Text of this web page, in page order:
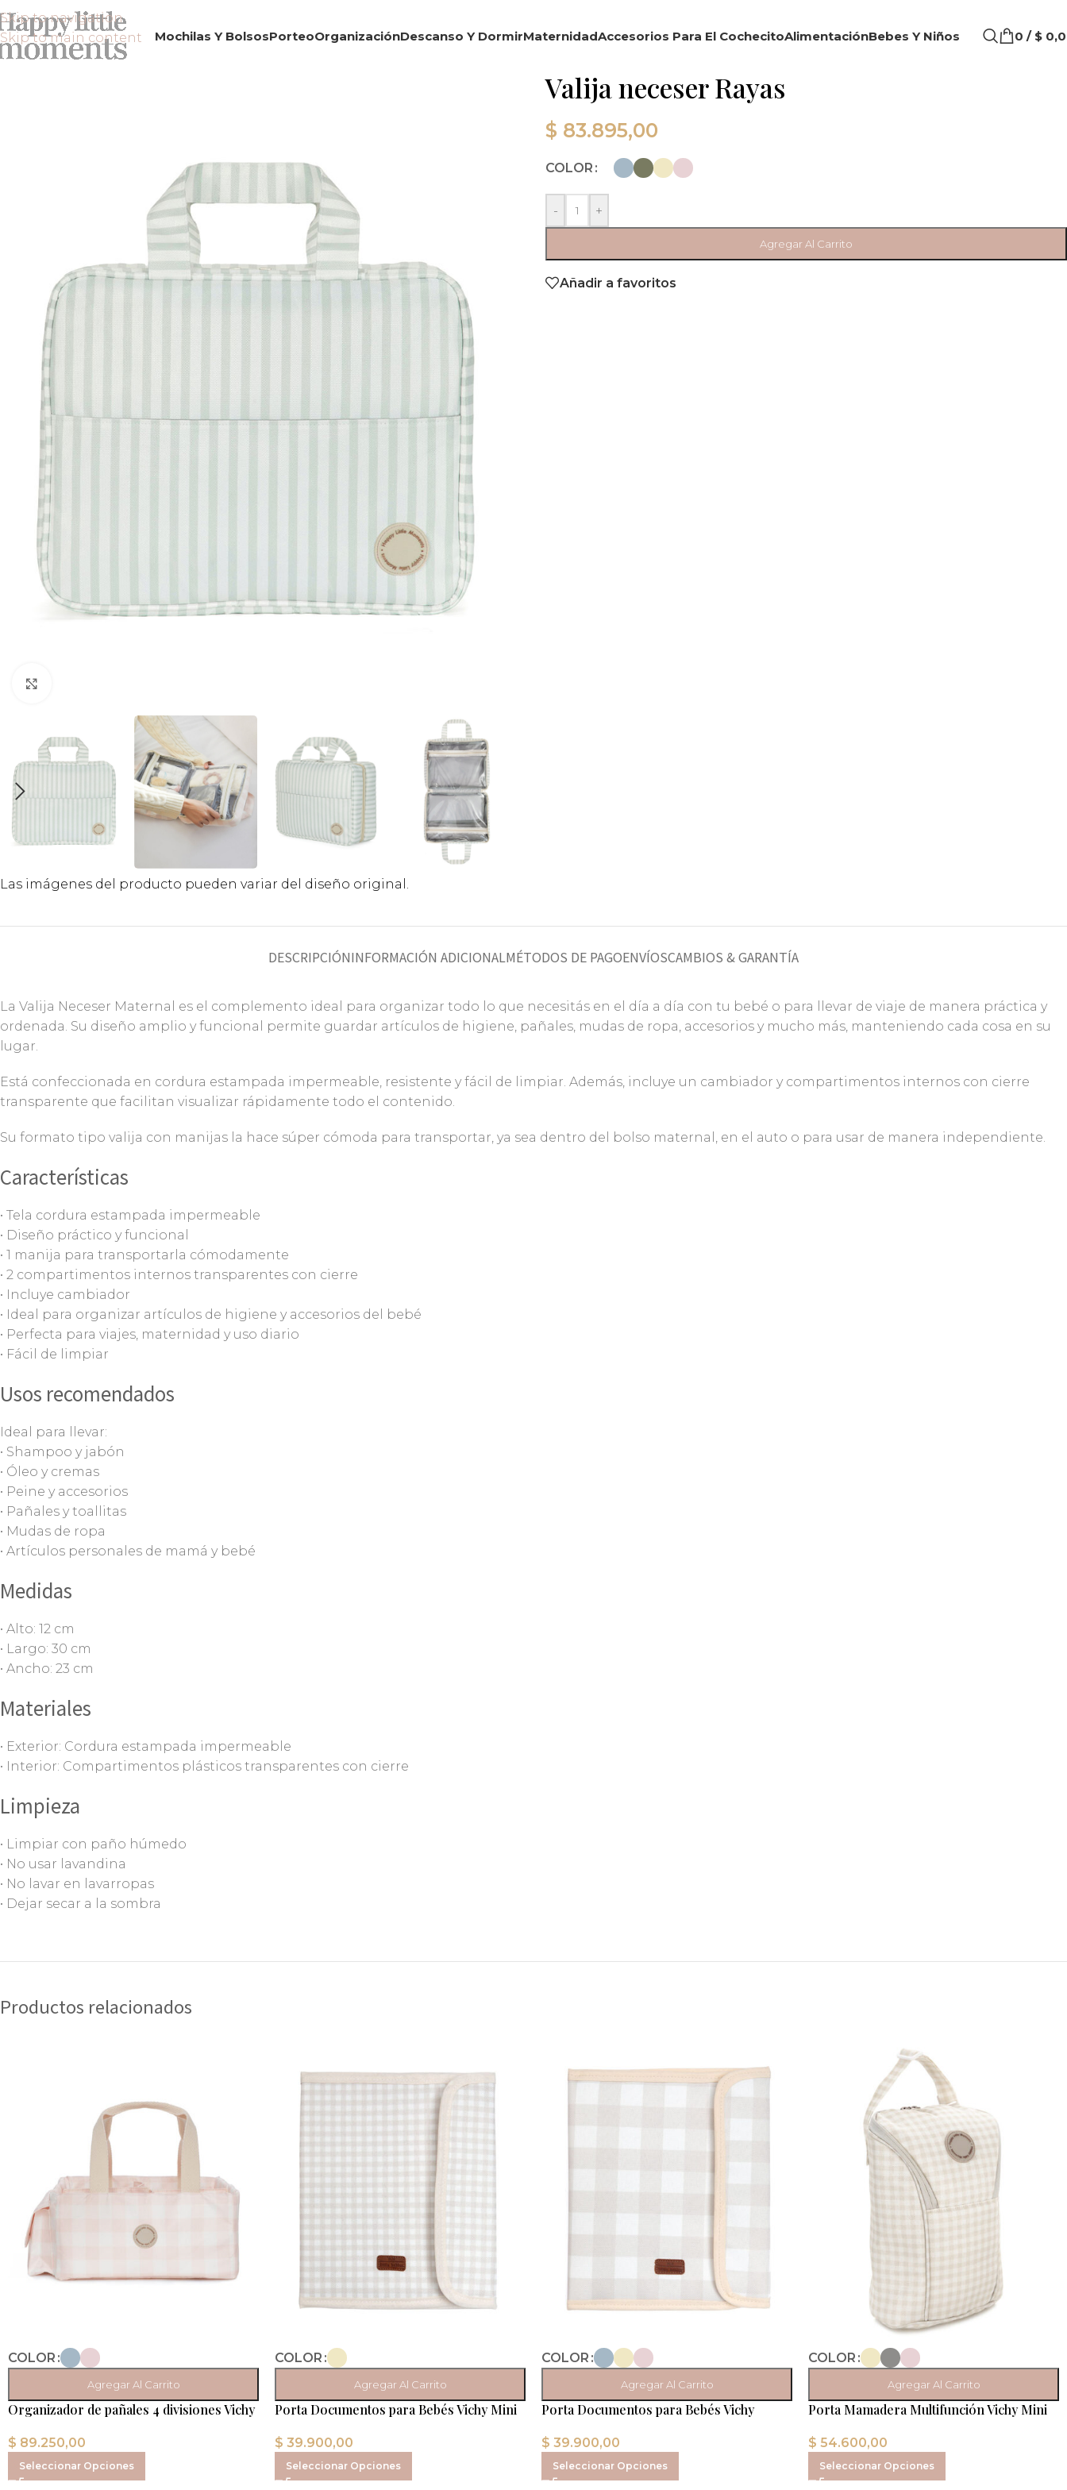
Skip to navigation
Skip to main content
Mochilas Y BolsosPorteoOrganizaciónDescanso Y DormirMaternidadAccesorios Para El CochecitoAlimentaciónBebes Y Niños 0 / $
Las imágenes del producto pueden variar del diseño original.
Valija neceser Rayas
$ 83.895,00
COLOR
- +
Agregar Al Carrito
Añadir a favoritos
DESCRIPCIÓNINFORMACIÓN ADICIONALMÉTODOS DE PAGOENVÍOSCAMBIOS & GARANTÍA
La Valija Neceser Maternal es el complemento ideal para organizar todo lo que necesitás en el día a día con tu bebé o para llevar de viaje de manera práctica y
ordenada. Su diseño amplio y funcional permite guardar artículos de higiene, pañales, mudas de ropa, accesorios y mucho más, manteniendo cada cosa en su
lugar.
Está confeccionada en cordura estampada impermeable, resistente y fácil de limpiar. Además, incluye un cambiador y compartimentos internos con cierre
transparente que facilitan visualizar rápidamente todo el contenido.
Su formato tipo valija con manijas la hace súper cómoda para transportar, ya sea dentro del bolso maternal, en el auto o para usar de manera independiente.
Características
• Tela cordura estampada impermeable
• Diseño práctico y funcional
• 1 manija para transportarla cómodamente
• 2 compartimentos internos transparentes con cierre
• Incluye cambiador
• Ideal para organizar artículos de higiene y accesorios del bebé
• Perfecta para viajes, maternidad y uso diario
• Fácil de limpiar
Usos recomendados
Ideal para llevar:
• Shampoo y jabón
• Óleo y cremas
• Peine y accesorios
• Pañales y toallitas
• Mudas de ropa
• Artículos personales de mamá y bebé
Medidas
• Alto: 12 cm
• Largo: 30 cm
• Ancho: 23 cm
Materiales
• Exterior: Cordura estampada impermeable
• Interior: Compartimentos plásticos transparentes con cierre
Limpieza
• Limpiar con paño húmedo
• No usar lavandina
• No lavar en lavarropas
• Dejar secar a la sombra
Productos relacionados
COLOR
Agregar Al Carrito
Organizador de pañales 4 divisiones Vichy
$ 89.250,00
Seleccionar Opciones
COLOR
Agregar Al Carrito
Porta Documentos para Bebés Vichy Mini
$ 39.900,00
Seleccionar Opciones
COLOR
Agregar Al Carrito
Porta Documentos para Bebés Vichy
$ 39.900,00
Seleccionar Opciones
COLOR
Agregar Al Carrito
Porta Mamadera Multifunción Vichy Mini
$ 54.600,00
Seleccionar Opciones